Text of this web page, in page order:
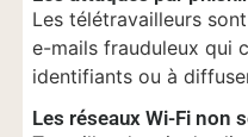
Les télétravailleurs
e-mails frauduleux qui
identifiants ou à
Les réseaux Wi-Fi non